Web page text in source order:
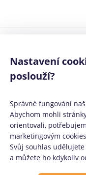
Máte dotaz či
©CoolPujcky.cz
Váš nezávislý odborný
Provozovatel:
Povinně zveřejňované
Nastavení
poslouží?
Správné fungování
Abychom mohli
orientovali,
marketingovým
Svůj souhlas
a můžete ho kdykoliv